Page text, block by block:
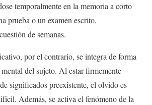
temporalmente en la memoria a corto
prueba o un examen escrito,
de semanas.
por el contrario, se integra de forma
del sujeto. Al estar firmemente
significados preexistente, el olvido es
Además, se activa el fenómeno de la